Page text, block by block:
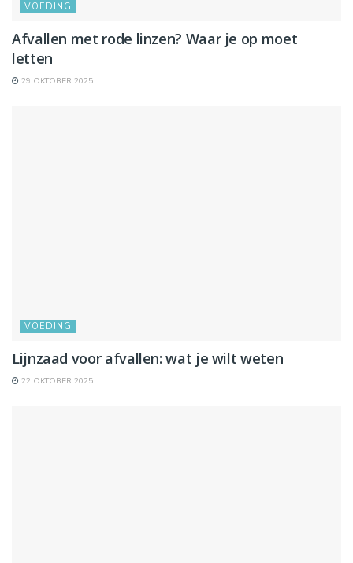
VOEDING
Afvallen met rode linzen? Waar je op moet
letten
29 OKTOBER 2025
VOEDING
Lijnzaad voor afvallen: wat je wilt weten
22 OKTOBER 2025